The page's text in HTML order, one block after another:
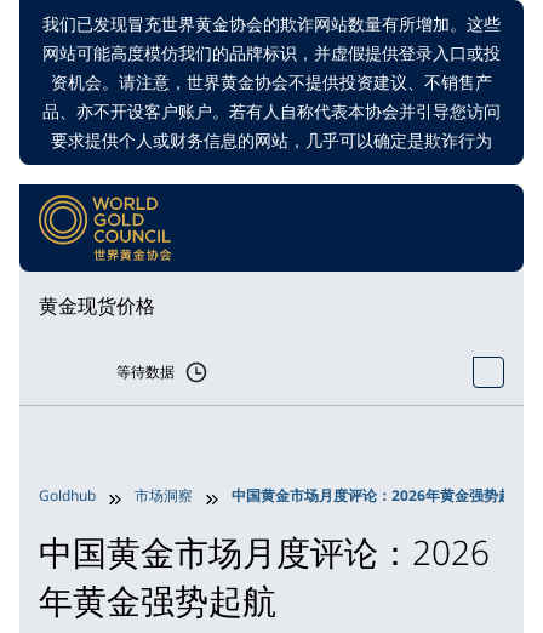
我们已发现冒充世界黄金协会的欺诈网站数量有所增加。这些
网站可能高度模仿我们的品牌标识，并虚假提供登录入口或投
资机会。请注意，世界黄金协会不提供投资建议、不销售产
品、亦不开设客户账户。若有人自称代表本协会并引导您访问
要求提供个人或财务信息的网站，几乎可以确定是欺诈行为
黄金现货价格
等待数据
Goldhub 市场洞察 中国黄金市场月度评论：2026年黄金强势起航
中国黄金市场月度评论：2026
年黄金强势起航